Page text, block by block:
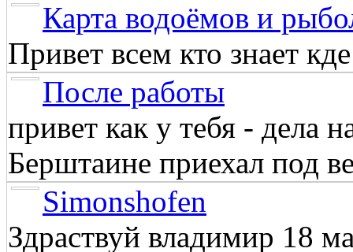
Карта водоёмов и
Привет всем кто знает
После работы
привет как у тебя - дела
Берштаине приехал под
Simonshofen
Здраствуй владимир 18